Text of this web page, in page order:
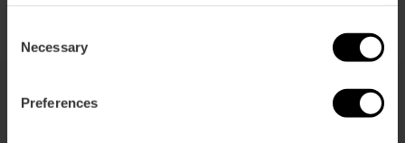
Selection
Necessary
Preferences